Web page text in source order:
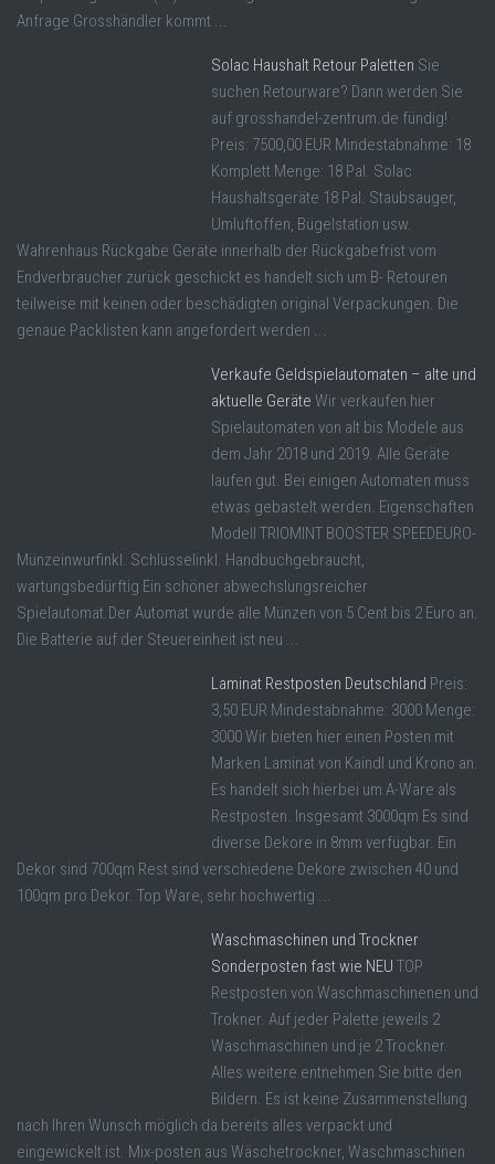
Anfrage Grosshändler kommt ...
Solac Haushalt Retour Paletten Sie
suchen Retourware? Dann werden Sie
auf grosshandel-zentrum.de fündig!
Preis: 7500,00 EUR Mindestabnahme: 18
Komplett Menge: 18 Pal. Solac
Haushaltsgeräte 18 Pal. Staubsauger,
Umluftoffen, Bügelstation usw.
Wahrenhaus Rückgabe Geräte innerhalb der Rückgabefrist vom
Endverbraucher zurück geschickt es handelt sich um B- Retouren
teilweise mit keinen oder beschädigten original Verpackungen. Die
genaue Packlisten kann angefordert werden ...
Verkaufe Geldspielautomaten – alte und
aktuelle Geräte Wir verkaufen hier
Spielautomaten von alt bis Modele aus
dem Jahr 2018 und 2019. Alle Geräte
laufen gut. Bei einigen Automaten muss
etwas gebastelt werden. Eigenschaften
Modell TRIOMINT BOOSTER SPEEDEURO-
Münzeinwurfinkl. Schlüsselinkl. Handbuchgebraucht,
wartungsbedürftig Ein schöner abwechslungsreicher
Spielautomat.Der Automat wurde alle Münzen von 5 Cent bis 2 Euro an.
Die Batterie auf der Steuereinheit ist neu ...
Laminat Restposten Deutschland Preis:
3,50 EUR Mindestabnahme: 3000 Menge:
3000 Wir bieten hier einen Posten mit
Marken Laminat von Kaindl und Krono an.
Es handelt sich hierbei um A-Ware als
Restposten. Insgesamt 3000qm Es sind
diverse Dekore in 8mm verfügbar. Ein
Dekor sind 700qm Rest sind verschiedene Dekore zwischen 40 und
100qm pro Dekor. Top Ware, sehr hochwertig ...
Waschmaschinen und Trockner
Sonderposten fast wie NEU TOP
Restposten von Waschmaschinenen und
Trokner. Auf jeder Palette jeweils 2
Waschmaschinen und je 2 Trockner.
Alles weitere entnehmen Sie bitte den
Bildern. Es ist keine Zusammenstellung
nach Ihren Wunsch möglich da bereits alles verpackt und
eingewickelt ist. Mix-posten aus Wäschetrockner, Waschmaschinen